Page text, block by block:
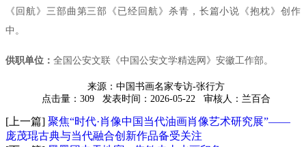
《回航》三部曲第三部《已经回航》杀青，长篇小说《抱枕》创作
中。
供职单位： 全国公安文联《中国公安文学精选网》安徽工作部。
来源：中国书画名家专访-张行方
点击量：309
发表时间：2026-05-22 审核人：兰百合
[上一篇] 聚焦“时代·肖像中国当代油画肖像艺术研究展”——
庞茂琨古典与当代融合创新作品备受关注